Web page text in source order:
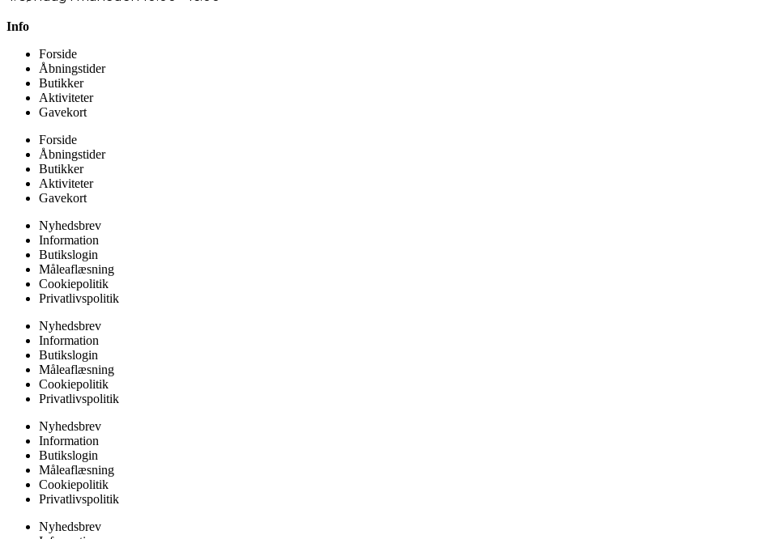
Info
Forside
Åbningstider
Butikker
Aktiviteter
Gavekort
Forside
Åbningstider
Butikker
Aktiviteter
Gavekort
Nyhedsbrev
Information
Butikslogin
Måleaflæsning
Cookiepolitik
Privatlivspolitik
Nyhedsbrev
Information
Butikslogin
Måleaflæsning
Cookiepolitik
Privatlivspolitik
Nyhedsbrev
Information
Butikslogin
Måleaflæsning
Cookiepolitik
Privatlivspolitik
Nyhedsbrev